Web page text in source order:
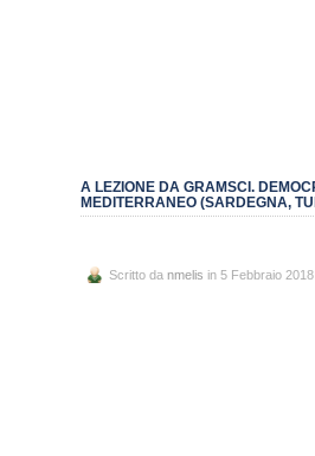
A LEZIONE DA GRAMSCI.
MEDITERRANEO (SARDEGNA,
Scritto da nmelis in 5 Febbraio 2018